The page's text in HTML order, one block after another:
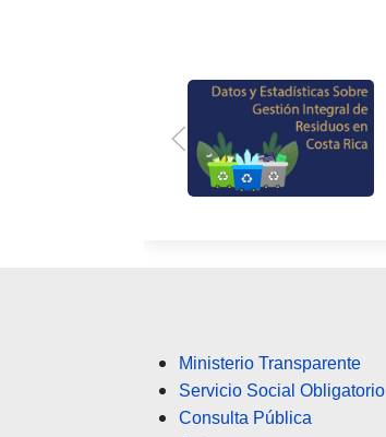
Ministerio Transparente
Servicio Social Obligatorio
Consulta Pública